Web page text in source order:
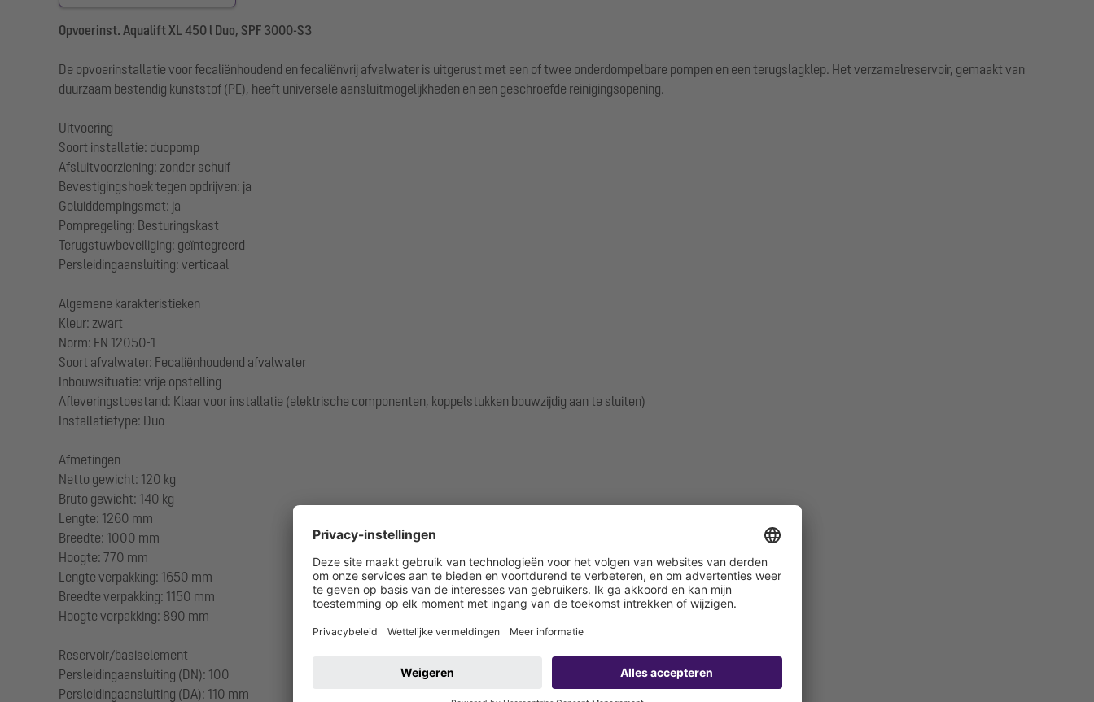
Opvoerinst. Aqualift XL 450 l Duo, SPF 3000-S3
De opvoerinstallatie voor fecaliënhoudend en fecaliënvrij afvalwater is uitgerust met een of twee onderdompelbare pompen en een terugslagklep. Het verzamelreservoir, gemaakt van
duurzaam bestendig kunststof (PE), heeft universele aansluitmogelijkheden en een geschroefde reinigingsopening.
Uitvoering
Soort installatie: duopomp
Afsluitvoorziening: zonder schuif
Bevestigingshoek tegen opdrijven: ja
Geluiddempingsmat: ja
Pompregeling: Besturingskast
Terugstuwbeveiliging: geïntegreerd
Persleidingaansluiting: verticaal
Algemene karakteristieken
Kleur: zwart
Norm: EN 12050-1
Soort afvalwater: Fecaliënhoudend afvalwater
Inbouwsituatie: vrije opstelling
Afleveringstoestand: Klaar voor installatie (elektrische componenten, koppelstukken bouwzijdig aan te sluiten)
Installatietype: Duo
Afmetingen
Netto gewicht: 120 kg
Bruto gewicht: 140 kg
Lengte: 1260 mm
Breedte: 1000 mm
Hoogte: 770 mm
Lengte verpakking: 1650 mm
Breedte verpakking: 1150 mm
Hoogte verpakking: 890 mm
Reservoir/basiselement
Persleidingaansluiting (DN): 100
Persleidingaansluiting (DA): 110 mm